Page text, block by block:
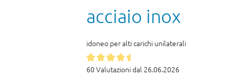
acciaio inox
idoneo per alti carichi unilaterali
60 Valutazioni dal 26.06.2026